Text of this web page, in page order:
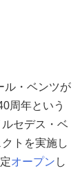
ル・ベンツが
周年という
セデス・ベ
トを実施し
オープン し